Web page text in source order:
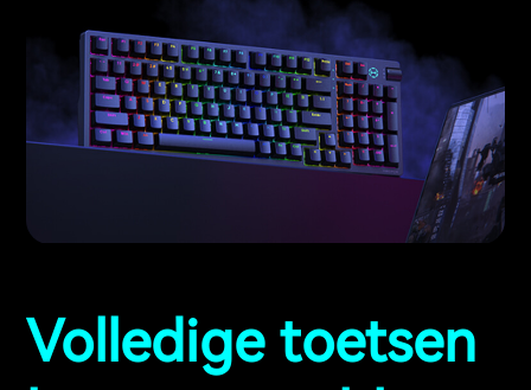
Volledige toetsen